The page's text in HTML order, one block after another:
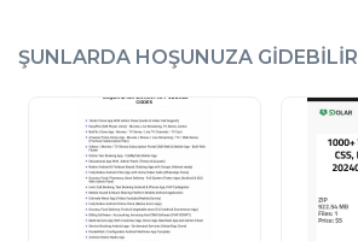
ŞUNLARDA HOŞUNUZA GIDEBILIR